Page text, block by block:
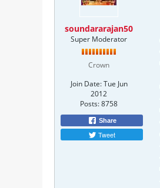
soundararajan50
Super Moderator
Crown
Join Date: Tue Jun
2012
Posts:8758
Share
Tweet